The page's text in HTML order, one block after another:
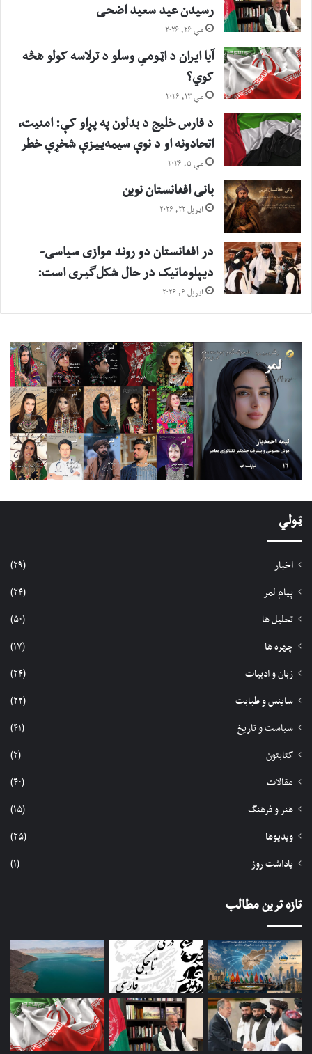
رسیدن عید سعید اضحی
مې ۲۶, ۲۰۲۶
آیا ایران د اټومي وسلو د ترلاسه کولو هڅه
کوي؟
مې ۱۳, ۲۰۲۶
د فارس خلیج د بدلون په پړاو کې: امنیت،
اتحادونه او د نوې سیمه‌ییزې شخړې خطر
مې ۵, ۲۰۲۶
بانی افغانستان نوین
اپریل ۲۲, ۲۰۲۶
در افغانستان دو روند موازی سیاسی-
دیپلوماتیک در حال شکل‌گیری است:
اپریل ۶, ۲۰۲۶
ټولي
اخبار
(۲۹)
پیام لمر
(۲۴)
تحلیل ها
(۵۰)
چهره ها
(۱۷)
زبان و ادبیات
(۲۴)
ساینس و طبابت
(۲۲)
سیاست و تاریخ
(۴۱)
کتابتون
(۲)
مقالات
(۴۰)
هنر و فرهنگ
(۱۵)
ویدیوها
(۲۵)
یاداشت روز
(۱)
تازه ترین مطالب